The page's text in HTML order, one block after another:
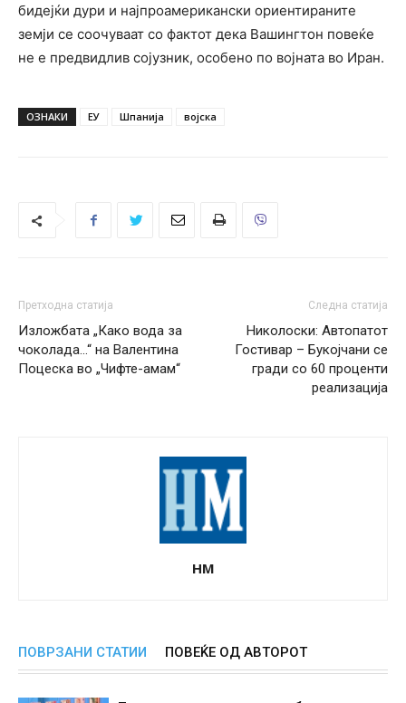
бидејќи дури и најпроамерикански ориентираните
земји се соочуваат со фактот дека Вашингтон повеќе
не е предвидлив сојузник, особено по војната во Иран.
ОЗНАКИ ЕУ Шпанија војска
Претходна статија
Изложбата „Како вода за
чоколада…“ на Валентина
Поцеска во „Чифте-амам“
Следна статија
Николоски: Автопатот
Гостивар – Букојчани се
гради со 60 проценти
реализација
НМ
ПОВРЗАНИ СТАТИИ ПОВЕЌЕ ОД АВТОРОТ